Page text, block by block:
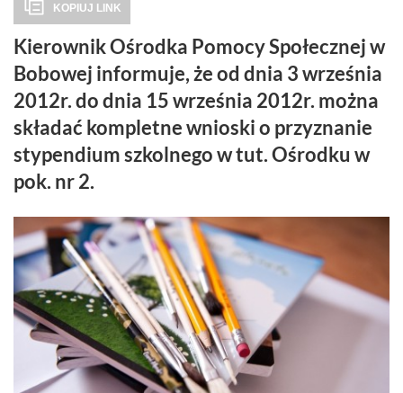
KOPIUJ LINK
Kierownik Ośrodka Pomocy Społecznej w
Bobowej informuje, że od dnia 3 września
2012r. do dnia 15 września 2012r. można
składać kompletne wnioski o przyznanie
stypendium szkolnego w tut. Ośrodku w
pok. nr 2.